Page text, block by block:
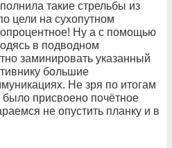
такие стрельбы из
цели на сухопутном
Ну а с помощью
в подводном
заминировать указанный
большие
Не зря по итогам
присвоено почётное
не опустить планку и в